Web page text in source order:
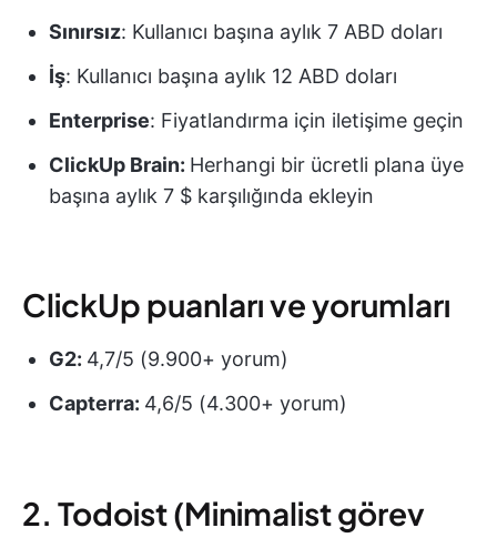
Sınırsız: Kullanıcı başına aylık 7 ABD doları
İş: Kullanıcı başına aylık 12 ABD doları
Enterprise: Fiyatlandırma için iletişime geçin
ClickUp Brain: Herhangi bir ücretli plana üye
başına aylık 7 $ karşılığında ekleyin
ClickUp puanları ve yorumları
G2: 4,7/5 (9.900+ yorum)
Capterra: 4,6/5 (4.300+ yorum)
2. Todoist (Minimalist görev